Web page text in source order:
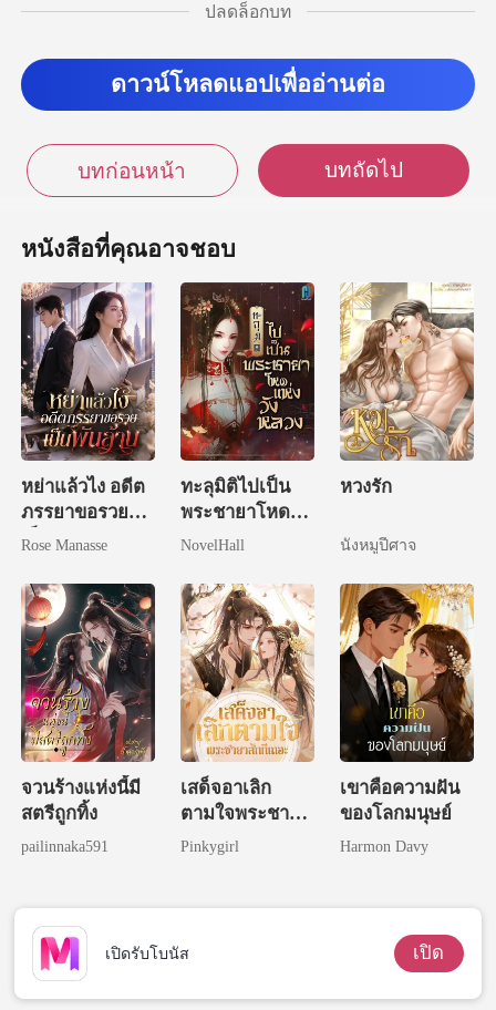
ปลดล็อกบท
ดาวน์โหลดแอปเพื่ออ่านต่อ
บทก่อนหน้า บทถัดไป
หนังสือที่คุณอาจชอบ
หย่าแล้วไง อดีต
ภรรยาขอรวย
เป็นพันล้าน
Rose Manasse
ทะลุมิติไปเป็น
พระชายาโหด
แห่งวังหลวง
NovelHall
หวงรัก
นังหมูปีศาจ
จวนร้างแห่งนี้มี
สตรีถูกทิ้ง
pailinnaka591
เสด็จอาเลิก
ตามใจพระชายา
สักทีเถอะ
Pinkygirl
เขาคือความฝัน
ของโลกมนุษย์
Harmon Davy
เปิดรับโบนัส เปิด